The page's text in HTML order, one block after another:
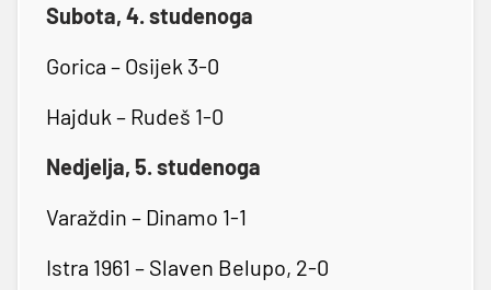
Subota, 4. studenoga
Gorica – Osijek 3-0
Hajduk – Rudeš 1-0
Nedjelja, 5. studenoga
Varaždin – Dinamo 1-1
Istra 1961 – Slaven Belupo, 2-0